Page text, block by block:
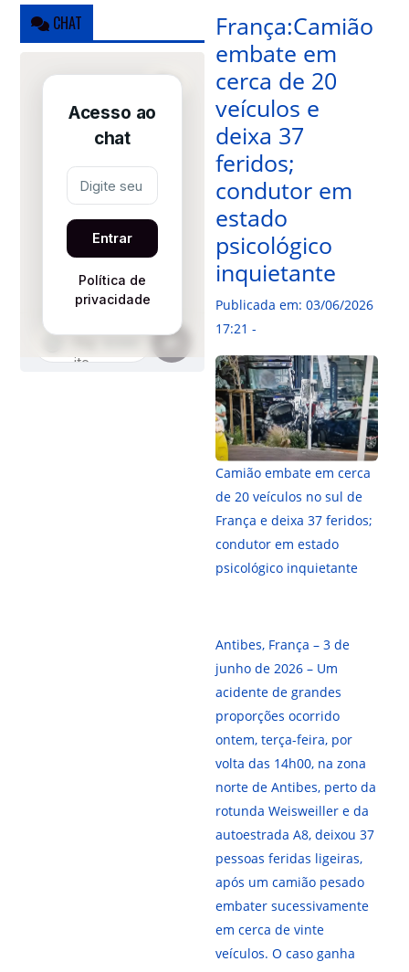
CHAT
França:Camião
embate em
cerca de 20
veículos e
deixa 37
feridos;
condutor em
estado
psicológico
inquietante
Publicada em: 03/06/2026
17:21 -
Camião embate em cerca
de 20 veículos no sul de
França e deixa 37 feridos;
condutor em estado
psicológico inquietante
Antibes, França – 3 de
junho de 2026 – Um
acidente de grandes
proporções ocorrido
ontem, terça-feira, por
volta das 14h00, na zona
norte de Antibes, perto da
rotunda Weisweiller e da
autoestrada A8, deixou 37
pessoas feridas ligeiras,
após um camião pesado
embater sucessivamente
em cerca de vinte
veículos. O caso ganha